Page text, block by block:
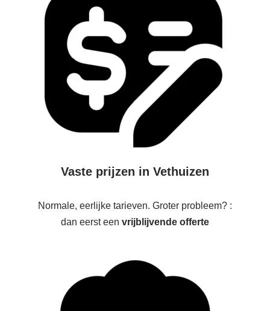
Vaste prijzen in Vethuizen
Normale, eerlijke tarieven. Groter probleem? :
dan eerst een vrijblijvende offerte